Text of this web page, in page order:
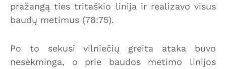
pražangą ties tritaškio linija ir realizavo visus
baudų metimus (78:75).
Po to sekusi vilniečių greita ataka buvo
nesėkminga, o prie baudos metimo linijos